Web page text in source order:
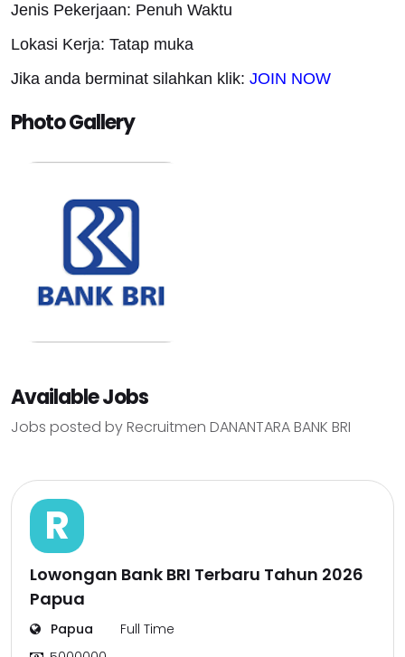
Jenis Pekerjaan: Penuh Waktu
Lokasi Kerja: Tatap muka
Jika anda berminat silahkan klik: JOIN NOW
Photo Gallery
Available Jobs
Jobs posted by Recruitmen DANANTARA BANK BRI
R
Lowongan Bank BRI Terbaru Tahun 2026
Papua
Papua
Full Time